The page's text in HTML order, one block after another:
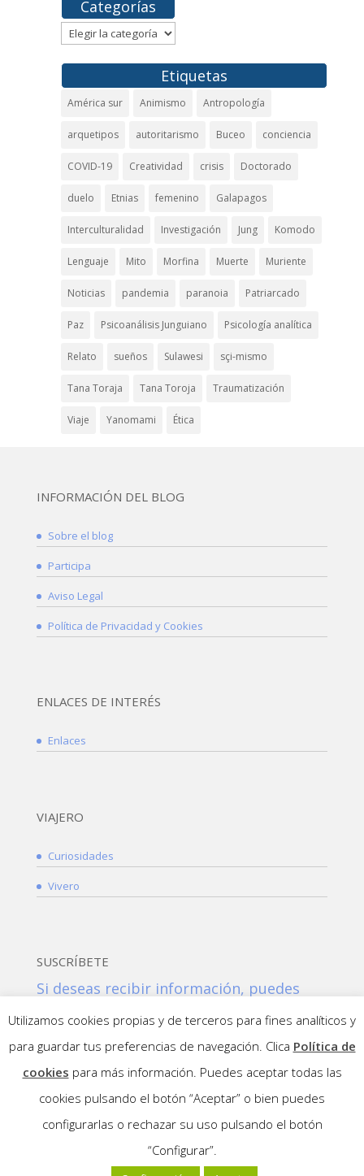
Categorías
Categorías
Etiquetas
América sur Animismo Antropología
arquetipos autoritarismo Buceo conciencia
COVID-19 Creatividad crisis Doctorado
duelo Etnias femenino Galapagos
Interculturalidad Investigación Jung Komodo
Lenguaje Mito Morfina Muerte Muriente
Noticias pandemia paranoia Patriarcado
Paz Psicoanálisis Junguiano Psicología analítica
Relato sueños Sulawesi sçi-mismo
Tana Toraja Tana Toroja Traumatización
Viaje Yanomami Ética
INFORMACIÓN DEL BLOG
Sobre el blog
Participa
Aviso Legal
Política de Privacidad y Cookies
ENLACES DE INTERÉS
Enlaces
VIAJERO
Curiosidades
Vivero
SUSCRÍBETE
Si deseas recibir información, puedes
suscribirte a nuestra NEWSLETTER:
Suscribirme!
©Copyright 2015 Ibiltarinekya |
Utilizamos cookies propias y de terceros para fines analíticos y
para guardar tus preferencias de navegación. Clica Política de
cookies para más información. Puedes aceptar todas las
cookies pulsando el botón “Aceptar” o bien puedes
configurarlas o rechazar su uso pulsando el botón
“Configurar”.